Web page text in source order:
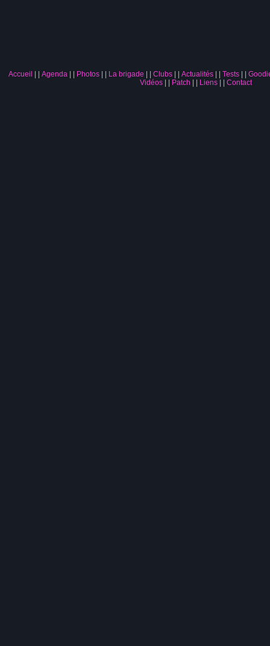
Accueil | Agenda| Photos| La brigade | Clubs| Actualités| Tests|
Vidéos| Patch | Liens| Contact